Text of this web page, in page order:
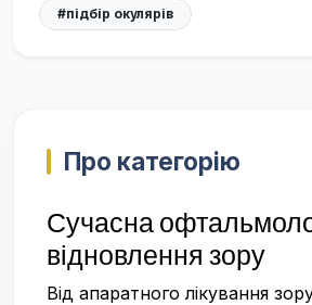
#підбір окулярів
Про категорію
Сучасна
відновлення зору
Від апаратного лікування